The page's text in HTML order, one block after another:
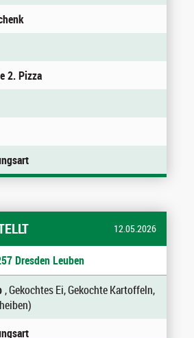
2. Pizza
12.05.2026
Dresden Leuben
, Gekochtes Ei, Gekochte Kartoffeln,